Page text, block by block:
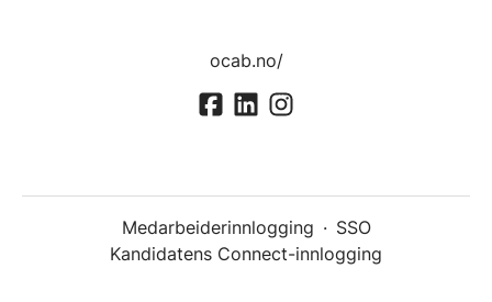
ocab.no/
Medarbeiderinnlogging · SSO
Kandidatens Connect-innlogging